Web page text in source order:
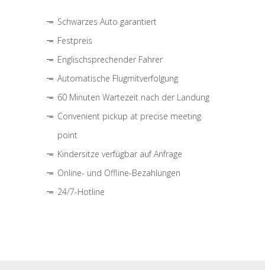
Schwarzes Auto garantiert
Festpreis
Englischsprechender Fahrer
Automatische Flugmitverfolgung
60 Minuten Wartezeit nach der Landung
Convenient pickup at precise meeting
point
Kindersitze verfügbar auf Anfrage
Online- und Offline-Bezahlungen
24/7-Hotline